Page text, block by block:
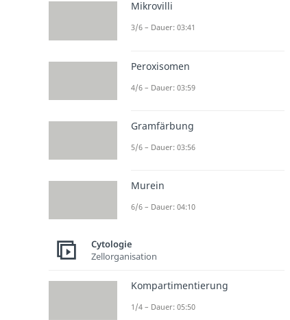
Mikrovilli
3/6 – Dauer: 03:41
Peroxisomen
4/6 – Dauer: 03:59
Gramfärbung
5/6 – Dauer: 03:56
Murein
6/6 – Dauer: 04:10
Cytologie
Zellorganisation
Kompartimentierung
1/4 – Dauer: 05:50